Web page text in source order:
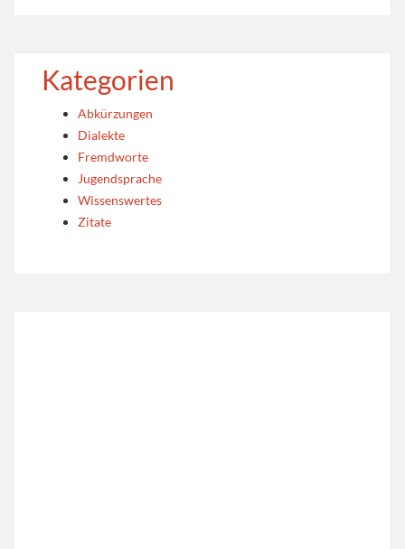
Kategorien
Abkürzungen
Dialekte
Fremdworte
Jugendsprache
Wissenswertes
Zitate